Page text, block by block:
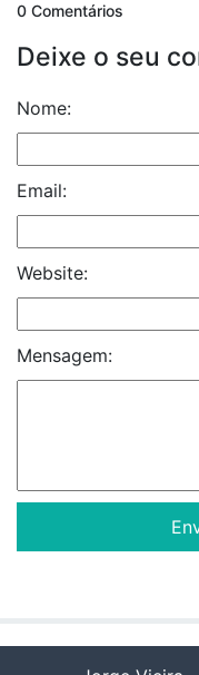
0 Comentários
Deixe o seu
Nome:
Email:
Website:
Mensagem: